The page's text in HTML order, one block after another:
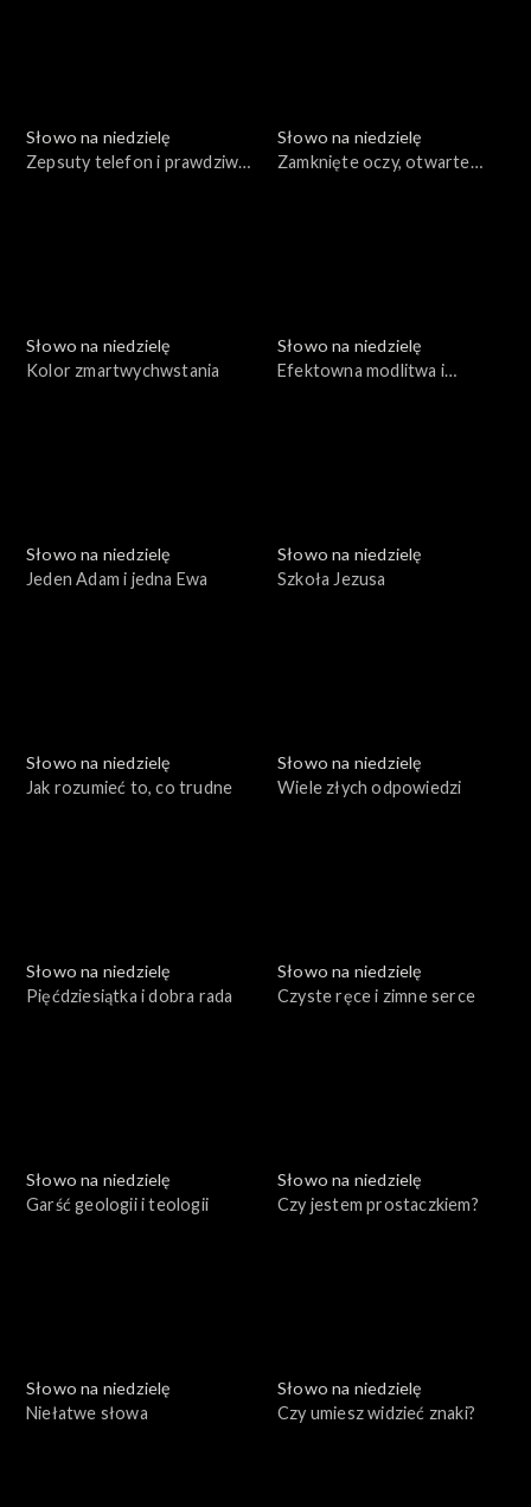
Słowo na niedzielę
Zepsuty telefon i prawdziwa
Słowo na niedzielę
Zamknięte oczy, otwarte
Słowo na niedzielę
Kolor zmartwychwstania
Słowo na niedzielę
Efektowna modlitwa i
Słowo na niedzielę
Jeden Adam i jedna Ewa
Słowo na niedzielę
Szkoła Jezusa
Słowo na niedzielę
Jak rozumieć to, co trudne
Słowo na niedzielę
Wiele złych odpowiedzi
Słowo na niedzielę
Pięćdziesiątka i dobra rada
Słowo na niedzielę
Czyste ręce i zimne serce
Słowo na niedzielę
Garść geologii i teologii
Słowo na niedzielę
Czy jestem prostaczkiem?
Słowo na niedzielę
Niełatwe słowa
Słowo na niedzielę
Czy umiesz widzieć znaki?